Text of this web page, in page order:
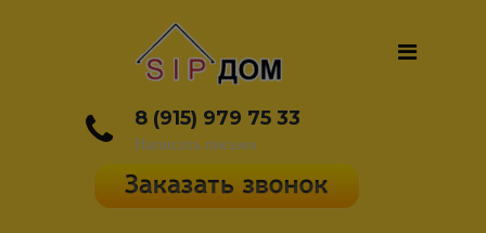
8 (915) 979 75 33
Написать письмо